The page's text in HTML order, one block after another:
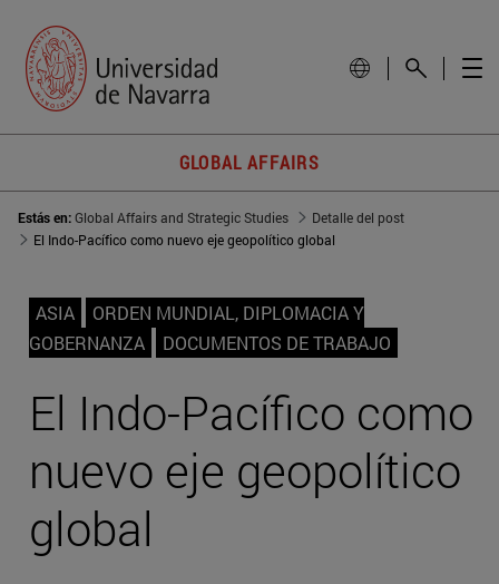
GLOBAL AFFAIRS
Estás en:Global Affairs and Strategic Studies
Detalle del post
El Indo-Pacífico como nuevo eje geopolítico global
ASIA
ORDEN MUNDIAL, DIPLOMACIA Y
GOBERNANZA
DOCUMENTOS DE TRABAJO
El Indo-Pacífico como
nuevo eje geopolítico
global